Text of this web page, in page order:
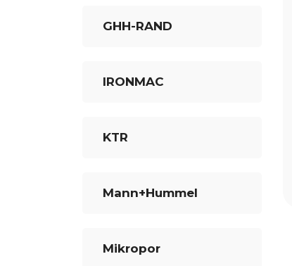
GHH-RAND
IRONMAC
KTR
Mann+Hummel
Mikropor